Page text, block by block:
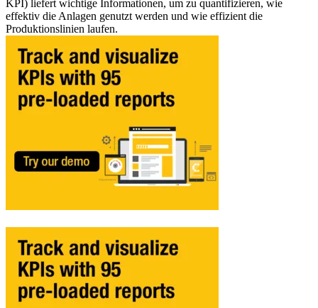
CMMS-Software
Wartungsmanagement leicht gemacht
Fertigung
Diskrete und Prozessfertigung — OEE, Ausfallzeit, Durchsatz
Veranstaltungen
Wo Sie uns persönlich treffen können
ROI-Rechner
Branchenspezifische Eingaben, teilbares Ergebnis
SUPPORT
Hilfe-Center
Durchsuchbare Produktdokumentation
Customer-Success-Portal
Fragen und Antworten zwischen Kunden
Sicherheit, Compliance, Hosting
API-Dokumentation
Für Entwickler und Plattforminhaber
Versionshinweise
Was veröffentlicht wurde, was als Nächstes kommt
Schulungsübersicht
Filterbarer Bereich — hier starten
Live-Bootcamps
Von Trainern geleitet, geplante Kohorten
On-Demand
Video im eigenen Tempo, Zertifizierungspfad
Zertifizierung
Bestätigen Sie die CMMS-Kenntnisse Ihres Teams
Ergebnisse aus über 7.400 Implementierungen
Karriere
Offene Stellen, das Leben bei eMaint
Kontakt
Vertrieb, Support, regionale Niederlassungen
KPI) liefert wichtige Informationen, um zu quantifizieren, wie
effektiv die Anlagen genutzt werden und wie effizient die
Produktionslinien laufen.